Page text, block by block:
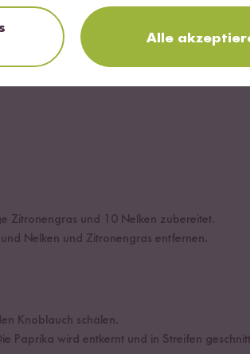
Zitronengras und 10 Nelken zubereitet.
Nelken und Zitronengras entfernen.
Knoblauch schälen.
Paprika wird entkernt und in Streifen
Alle